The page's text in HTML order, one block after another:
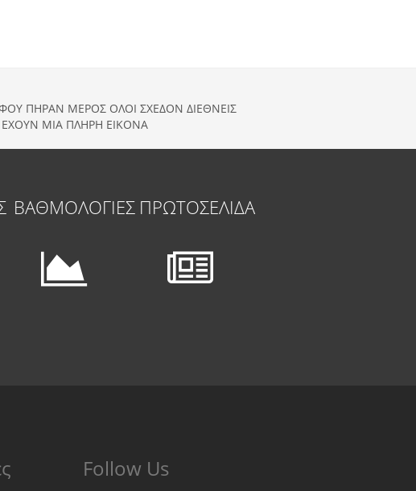
ΠΗΡΑΝ ΜΕΡΟΣ ΟΛΟΙ ΣΧΕΔΟΝ ΔΙΕΘΝΕΙΣ
ΜΙΑ ΠΛΗΡΗ ΕΙΚΟΝΑ
ΒΑΘΜΟΛΟΓΙΕΣ ΠΡΩΤΟΣΕΛΙΔΑ
Follow Us